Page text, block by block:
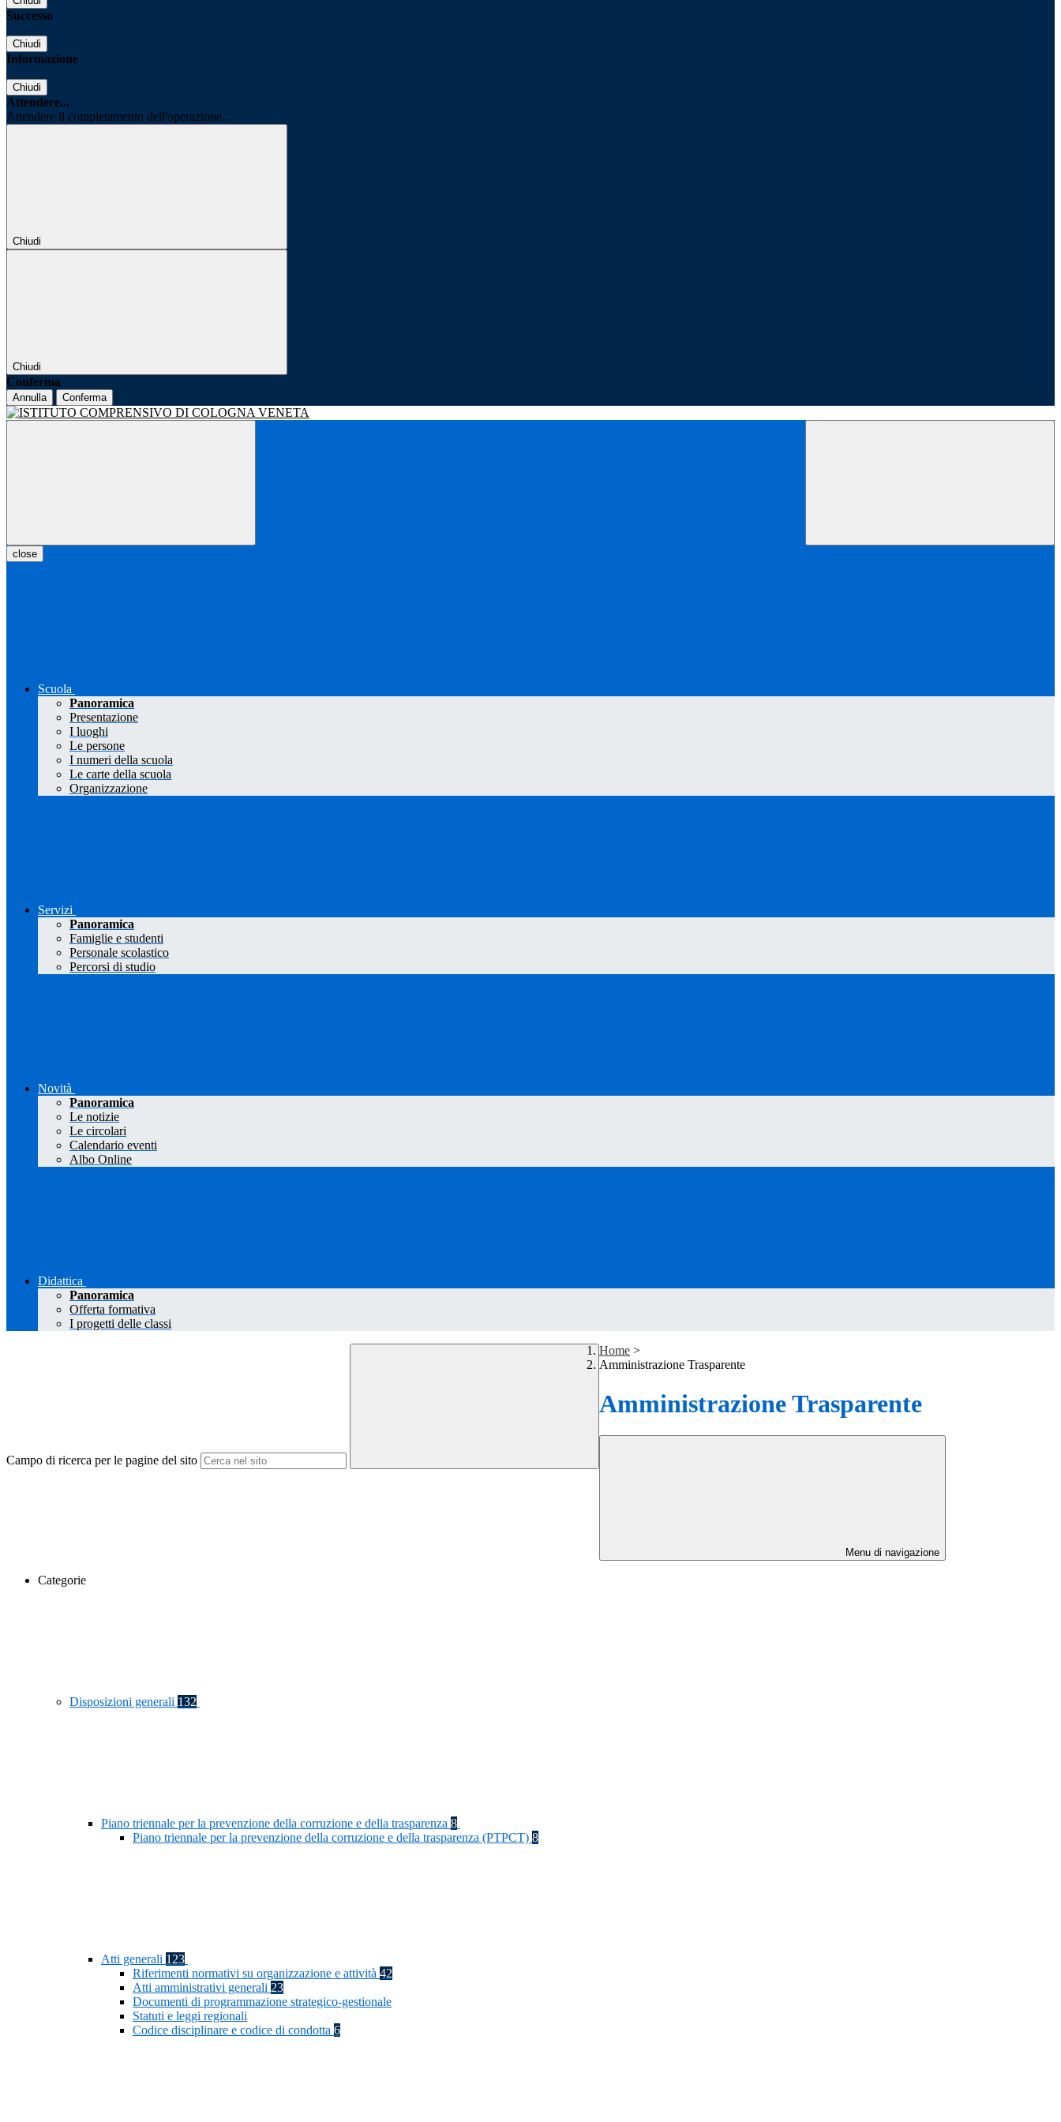
Successo
Chiudi
Informazione
Chiudi
Attendere...
Attendere il completamento dell'operazione...
Chiudi
Chiudi
Conferma
Annulla Conferma
close
Scuola
Panoramica
Presentazione
I luoghi
Le persone
I numeri della scuola
Le carte della scuola
Organizzazione
Servizi
Panoramica
Famiglie e studenti
Personale scolastico
Percorsi di studio
Novità
Panoramica
Le notizie
Le circolari
Calendario eventi
Albo Online
Didattica
Panoramica
Offerta formativa
I progetti delle classi
Campo di ricerca per le pagine del sito
Home >
Amministrazione Trasparente
Amministrazione Trasparente
Menu di navigazione
Categorie
Disposizioni generali 132
Piano triennale per la prevenzione della corruzione e della trasparenza 8
Piano triennale per la prevenzione della corruzione e della trasparenza (PTPCT) 8
Atti generali 123
Riferimenti normativi su organizzazione e attività 42
Atti amministrativi generali 23
Documenti di programmazione strategico-gestionale
Statuti e leggi regionali
Codice disciplinare e codice di condotta 6